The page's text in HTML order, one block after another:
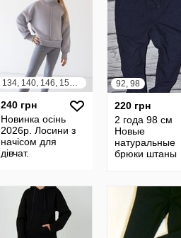
134, 140, 146, 152, 158, 164
240 грн
Новинка осінь
2026р. Лосини з
начісом для
дівчат.
92, 98
220 грн
2 года 98 см
Новые
натуральные
брюки штаны
OshKosh